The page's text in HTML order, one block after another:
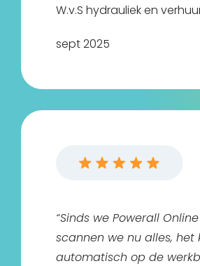
W.v.S hydrauliek en
sept 2025
“Sinds we Powerall
scannen we nu alles, het
automatisch op de